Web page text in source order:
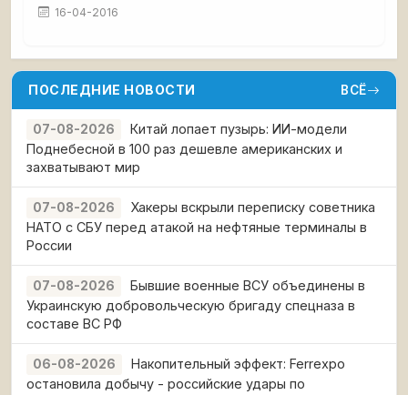
16-04-2016
ПОСЛЕДНИЕ НОВОСТИ ВСЁ
07-08-2026
Китай лопает пузырь: ИИ-модели
Поднебесной в 100 раз дешевле американских и
захватывают мир
07-08-2026
Хакеры вскрыли переписку советника
НАТО с СБУ перед атакой на нефтяные терминалы в
России
07-08-2026
Бывшие военные ВСУ объединены в
Украинскую добровольческую бригаду спецназа в
составе ВС РФ
06-08-2026
Накопительный эффект: Ferrexpo
остановила добычу - российские удары по